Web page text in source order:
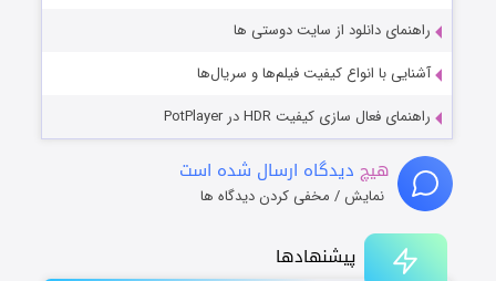
پیشنهادها
راهنمای دانلود از سایت دوستی ها
آشنایی با انواع کیفیت فیلم‌ها و سریال‌ها
راهنمای فعال سازی کیفیت HDR در PotPlayer
هیچ دیدگاه ارسال شده است
نمایش / مخفی کردن دیدگاه ها